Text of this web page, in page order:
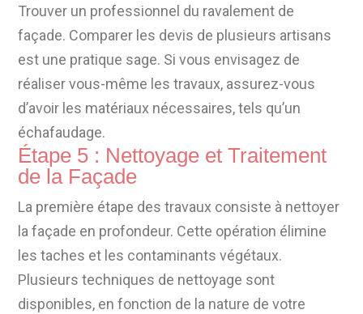
Trouver un professionnel du ravalement de
façade. Comparer les devis de plusieurs artisans
est une pratique sage. Si vous envisagez de
réaliser vous-même les travaux, assurez-vous
d’avoir les matériaux nécessaires, tels qu’un
échafaudage.
Étape 5 : Nettoyage et Traitement
de la Façade
La première étape des travaux consiste à nettoyer
la façade en profondeur. Cette opération élimine
les taches et les contaminants végétaux.
Plusieurs techniques de nettoyage sont
disponibles, en fonction de la nature de votre